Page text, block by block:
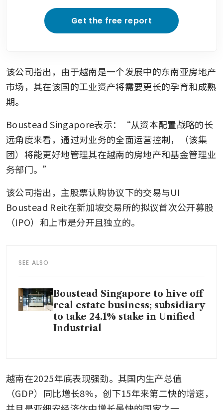
Get the free report
该公司指出，由于越南是一个发展中的东南亚房地产
市场，其在该国的工业资产将需要更长的孕育和成熟
期。
Boustead Singapore表示：“从资本配置战略的长
远角度来看，通过对业务的全面运营控制，（该集
团）将能更好地管理其在越南的房地产和基金管理业
务部门。”
该公司指出，主股票认购协议下的交易与UI
Boustead Reit在新加坡交易所的拟议首次公开募股
（IPO）和上市是分开且独立的。
SEE ALSO
Boustead Singapore to hive off
real estate business; subsidiary
to take 24.1% stake in Unified
Industrial
越南在2025年底表现强劲。其国内生产总值
（GDP）同比增长8%，创下15年来第二快的增速，